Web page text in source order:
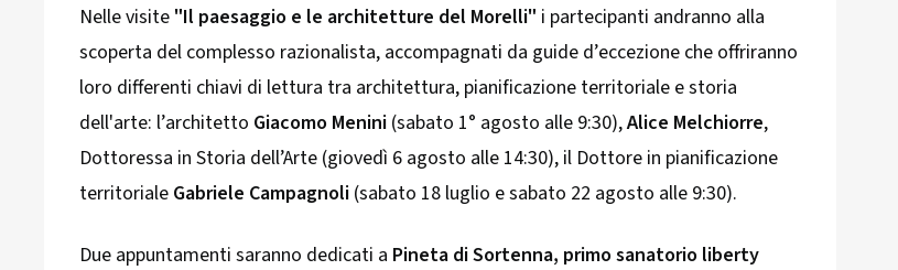
Nelle visite "Il paesaggio e le architetture del Morelli" i partecipanti andranno alla
scoperta del complesso razionalista, accompagnati da guide d’eccezione che offriranno
loro differenti chiavi di lettura tra architettura, pianificazione territoriale e storia
dell'arte: l’architetto Giacomo Menini (sabato 1° agosto alle 9:30),Alice Melchiorre,
Dottoressa in Storia dell’Arte (giovedì 6 agosto alle 14:30), il Dottore in pianificazione
territoriale Gabriele Campagnoli (sabato 18 luglio e sabato 22 agosto alle 9:30).
Due appuntamenti saranno dedicati a Pineta di Sortenna, primo sanatorio liberty